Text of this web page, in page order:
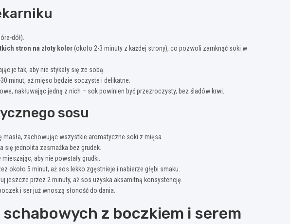
dół).
stron na złoty kolor(około 2-3 minuty z każdej strony), co pozwoli zamknąć soki w
je tak, aby nie stykały się ze sobą.
minut, aż mięso będzie soczyste i delikatne.
nakłuwając jedną z nich – sok powinien być przezroczysty, bez śladów krwi.
sosu
masła, zachowując wszystkie aromatyczne soki z mięsa.
się jednolita zasmażka bez grudek.
aby nie powstały grudki.
około 5 minut, aż sos lekko zgęstnieje i nabierze głębi smaku.
jeszcze przez 2 minuty, aż sos uzyska aksamitną konsystencję.
i ser już wnoszą słoność do dania.
z boczkiem i serem